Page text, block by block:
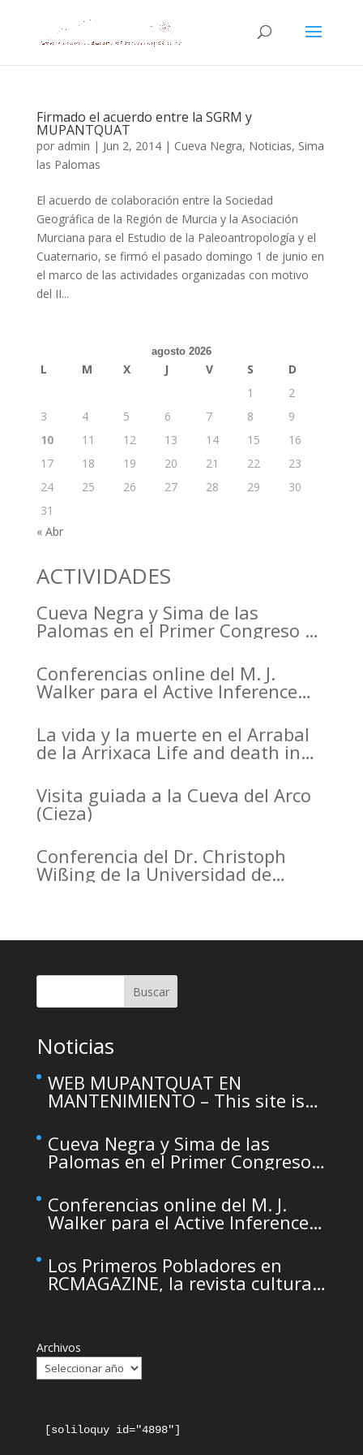
Firmado el acuerdo entre la SGRM y
MUPANTQUAT
por admin | Jun 2, 2014| Cueva Negra, Noticias, Sima
las Palomas
El acuerdo de colaboración entre la Sociedad
Geográfica de la Región de Murcia y la Asociación
Murciana para el Estudio de la Paleoantropología y el
Cuaternario, se firmó el pasado domingo 1 de junio en
el marco de las actividades organizadas con motivo
del II...
agosto 2026
L M X J V S
D
1
2
3
4 5 6 7 8
9
10
11 12 13 14 15
16
17
18 19 20 21 22
23
24
25 26 27 28 29
30
31
« Abr
ACTIVIDADES
Cueva Negra y Sima de las
Palomas en el Primer Congreso de
Murcia organizado por el CDL
Conferencias online del M. J.
Walker para el Active Inference
La vida y la muerte en el Arrabal
de la Arrixaca Life and death in
Visita guiada a la Cueva del Arco
(Cieza)
Conferencia del Dr. Christoph
Wißing de la Universidad de
versus early modern humans:
pattern Buscar
Noticias
WEB MUPANTQUAT EN
MANTENIMIENTO – This site is
maintenance
Cueva Negra y Sima de las
Palomas en el Primer Congreso
Murcia organizado por el CDL
Conferencias online del M. J.
Walker para el Active Inference
Los Primeros Pobladores en
RCMAGAZINE, la revista cultural
Archivos
[soliloquy id="4898"]